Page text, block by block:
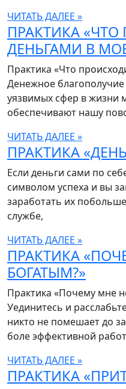
ЧИТАТЬ ДАЛЕЕ »
ПРАКТИКА
ДЕНЬГАМИ В
Практика «Что
Денежное
уязвимых сфер в жизни
обеспечивают нашу
ЧИТАТЬ ДАЛЕЕ »
ПРАКТИКА
Если деньги сами по
символом успеха и вы
заработать их
службе,
ЧИТАТЬ ДАЛЕЕ »
ПРАКТИКА
БОГАТЫМ?»
Практика «Почему мне
Уединитесь и
никто не помешает до
боле эффективной
ЧИТАТЬ ДАЛЕЕ »
ПРАКТИКА